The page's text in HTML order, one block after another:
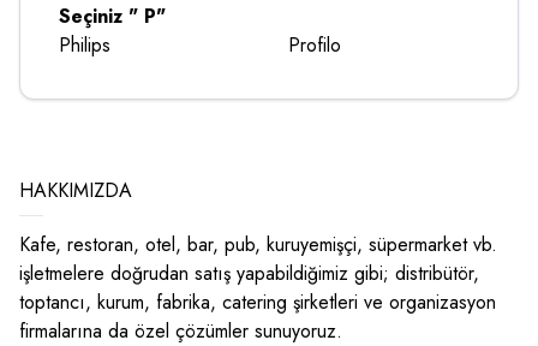
Seçiniz " P"
Philips
Profilo
HAKKIMIZDA
Kafe, restoran, otel, bar, pub, kuruyemişçi, süpermarket vb.
işletmelere doğrudan satış yapabildiğimiz gibi; distribütör,
toptancı, kurum, fabrika, catering şirketleri ve organizasyon
firmalarına da özel çözümler sunuyoruz.